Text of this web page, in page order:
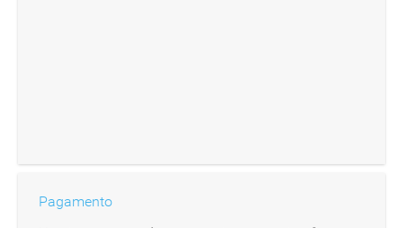
Pagamento